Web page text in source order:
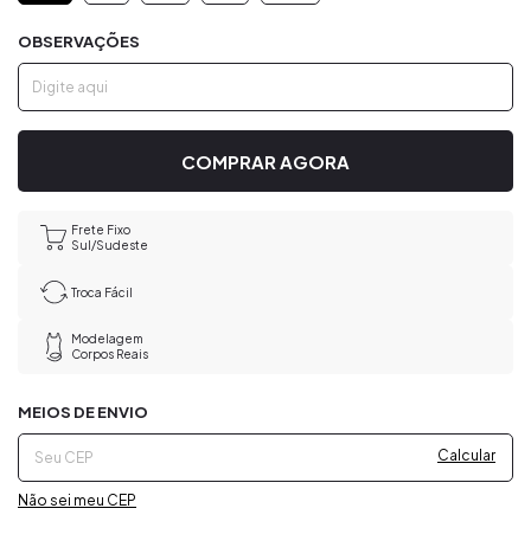
OBSERVAÇÕES
Frete Fixo
Sul/Sudeste
Troca Fácil
Modelagem
Corpos Reais
Entregas para o CEP:
MEIOS DE ENVIO
Calcular
Não sei meu CEP